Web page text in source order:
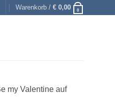
Warenkorb / € 0,00 0